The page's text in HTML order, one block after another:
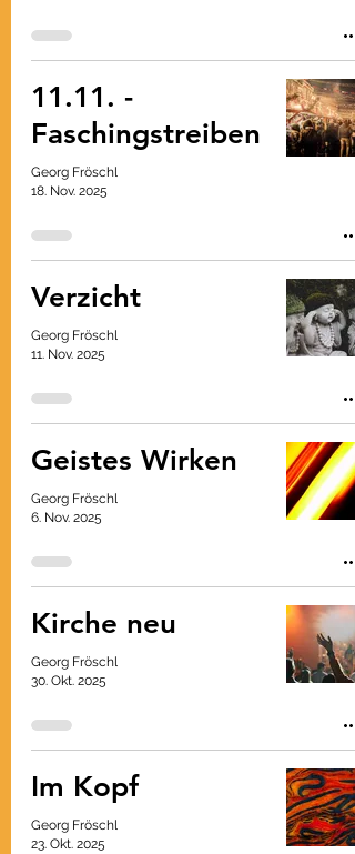
11.11. -
Faschingstreiben
Georg Fröschl
18. Nov. 2025
Verzicht
Georg Fröschl
11. Nov. 2025
Geistes Wirken
Georg Fröschl
6. Nov. 2025
Kirche neu
Georg Fröschl
30. Okt. 2025
Im Kopf
Georg Fröschl
23. Okt. 2025